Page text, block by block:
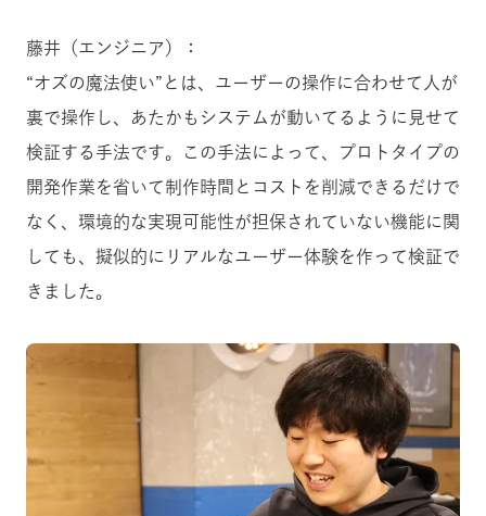
藤井（エンジニア）：
“オズの魔法使い”とは、ユーザーの操作に合わせて人が
裏で操作し、あたかもシステムが動いてるように見せて
検証する手法です。この手法によって、プロトタイプの
開発作業を省いて制作時間とコストを削減できるだけで
なく、環境的な実現可能性が担保されていない機能に関
しても、擬似的にリアルなユーザー体験を作って検証で
きました。